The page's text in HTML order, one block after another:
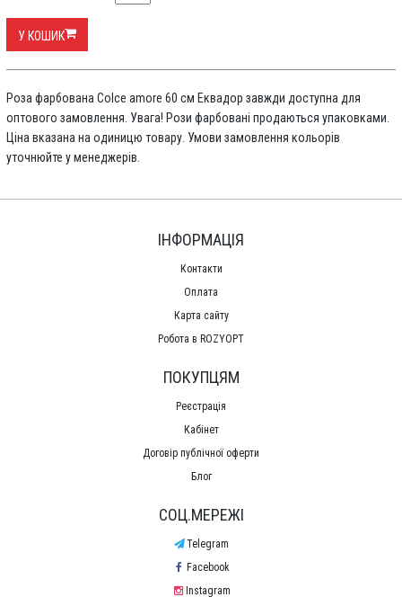
У КОШИК
Роза фарбована Colce amore 60 см Еквадор завжди доступна для
оптового замовлення. Увага! Рози фарбовані продаються упаковками.
Ціна вказана на одиницю товару. Умови замовлення кольорів
уточнюйте у менеджерів.
ІНФОРМАЦІЯ
Контакти
Оплата
Карта сайту
Робота в ROZYOPT
ПОКУПЦЯМ
Реєстрація
Кабінет
Договір публічної оферти
Блог
СОЦ.МЕРЕЖІ
Telegram
Facebook
Instagram